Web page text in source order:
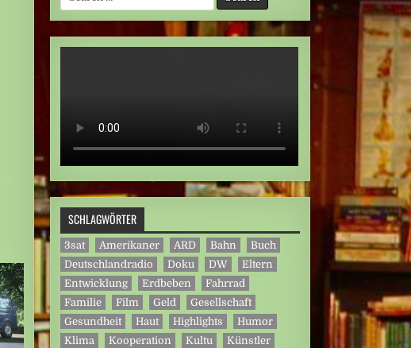
for:
SCHLAGWÖRTER
3sat Amerikaner ARD Bahn
Buch
Deutschlandradio
Doku DW
Eltern
Entwicklung
Erdbeben
Fahrrad
Familie
Film Geld
Gesellschaft
Gesundheit
Haut Highlights
Humor
Klima
Kooperation Kultu
Künstler